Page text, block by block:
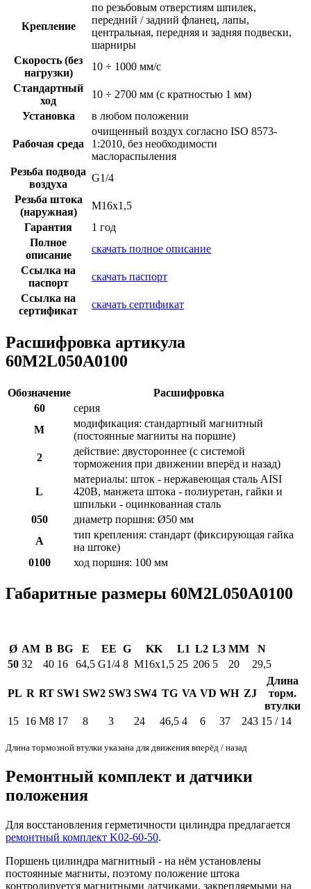
Крепление
по резьбовым отверстиям шпилек,
передний / задний фланец, лапы,
центральная, передняя и задняя подвески,
шарниры
Скорость (без
нагрузки)
10 ÷ 1000 мм/с
Стандартный
ход
10 ÷ 2700 мм (с кратностью 1 мм)
Установка
в любом положении
Рабочая среда
очищенный воздух согласно ISO 8573-
1:2010, без необходимости
маслораспыления
Резьба подвода
воздуха
G1/4
Резьба штока
(наружная)
M16x1,5
Гарантия
1 год
Полное
описание
скачать полное описание
Ссылка на
паспорт
скачать паспорт
Ссылка на
сертификат
скачать сертификат
Расшифровка артикула
60M2L050A0100
Обозначение
Расшифровка
60
серия
M
модификация: стандартный магнитный
(постоянные магниты на поршне)
2
действие: двустороннее (с системой
торможения при движении вперёд и назад)
L
материалы: шток - нержавеющая сталь AISI
420B, манжета штока - полиуретан, гайки и
шпильки - оцинкованная сталь
050
диаметр поршня: Ø50 мм
A
тип крепления: стандарт (фиксирующая гайка
на штоке)
0100
ход поршня: 100 мм
Габаритные размеры 60M2L050A0100
Ø AM B BG E EE G KK L1 L2 L3 MM
N
50 32 40 16 64,5 G1/4 8 M16x1,5 25 206 5 20 29,5
PL R RT SW1 SW2 SW3 SW4 TG VA VD WH ZJ
Длина
торм.
втулки
15 16 M8 17 8 3 24 46,5 4 6 37 243 15 / 14
Длина тормозной втулки указана для движения вперёд / назад
Ремонтный комплект и датчики
положения
Для восстановления герметичности цилиндра предлагается
ремонтный комплект K02-60-50.
Поршень цилиндра магнитный - на нём установлены
постоянные магниты, поэтому положение штока
контролируется магнитными датчиками, закрепляемыми на